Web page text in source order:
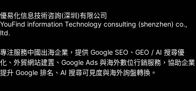
優易化信息技術咨詢(深圳)有限公司
YouFind information Technology consulting (shenzhen) co.,
ltd.
專注服務中國出海企業，提供 Google SEO、GEO / AI 搜尋優
化、外貿網站建置、Google Ads 與海外數位行銷服務，協助企業
提升 Google 排名、AI 搜尋可見度與海外詢盤轉換。